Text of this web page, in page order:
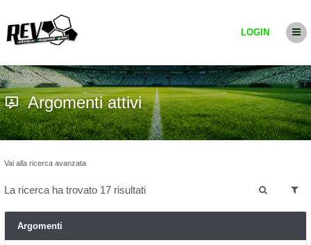
LOGIN
Argomenti attivi
Vai alla ricerca avanzata
La ricerca ha trovato 17 risultati
Argomenti